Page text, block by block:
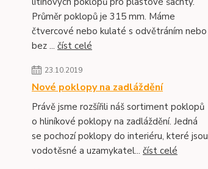
Průměr poklopů je 315 mm. Máme
čtvercové nebo kulaté s odvětráním nebo
bez ... číst celé
23.10.2019
Nové poklopy na zadláždění
Právě jsme rozšířili náš sortiment poklopů
o hliníkové poklopy na zadláždění. Jedná
se pochozí poklopy do interiéru, které jsou
vodotěsné a uzamykatel... číst celé